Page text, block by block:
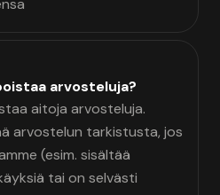
arvosteluja?
aitoja arvosteluja.
arvostelun tarkistusta, jos
(esim. sisältää
tai on selvästi